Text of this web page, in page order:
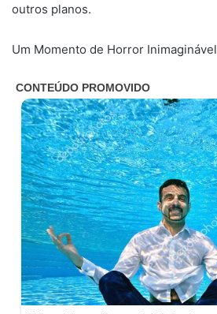
outros planos.
Um Momento de Horror Inimaginável